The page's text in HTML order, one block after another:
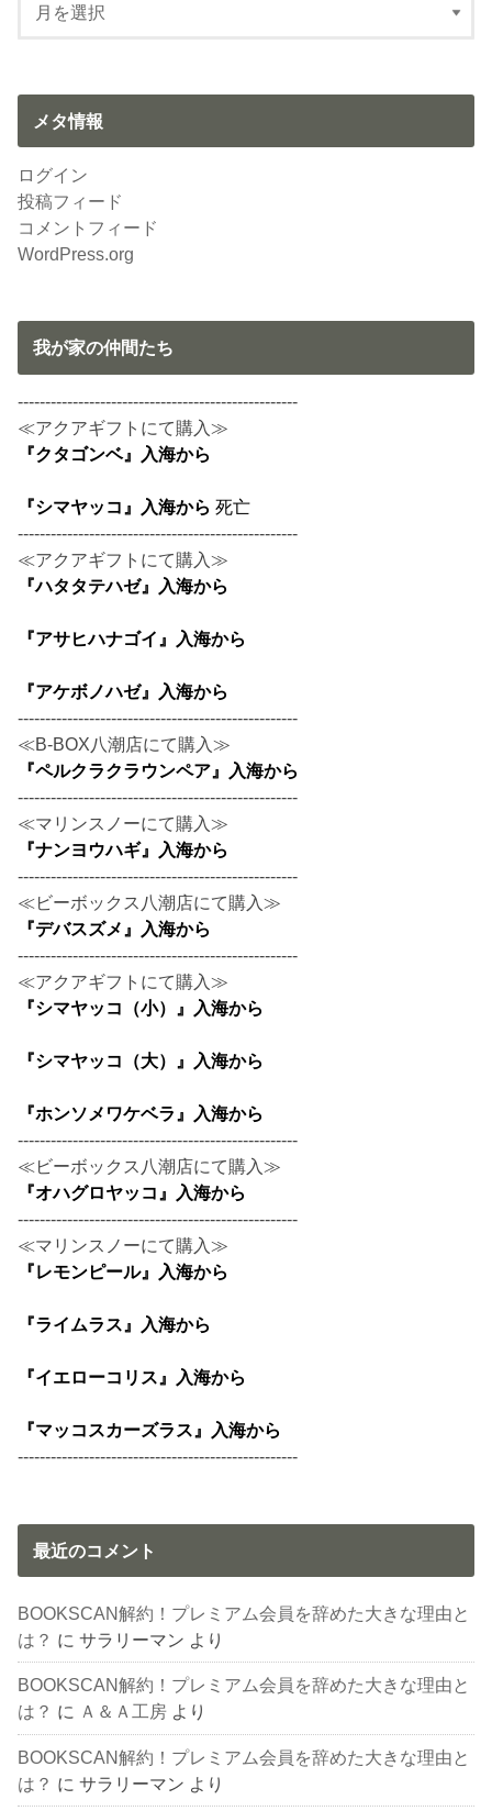
メタ情報
ログイン
投稿フィード
コメントフィード
WordPress.org
我が家の仲間たち
---------------------------------------------------
≪アクアギフトにて購入≫
『クタゴンベ』入海から
『シマヤッコ』入海から死亡
---------------------------------------------------
≪アクアギフトにて購入≫
『ハタタテハゼ』入海から
『アサヒハナゴイ』入海から
『アケボノハゼ』入海から
---------------------------------------------------
≪B-BOX八潮店にて購入≫
『ペルクラクラウンペア』入海から
---------------------------------------------------
≪マリンスノーにて購入≫
『ナンヨウハギ』入海から
---------------------------------------------------
≪ビーボックス八潮店にて購入≫
『デバスズメ』入海から
---------------------------------------------------
≪アクアギフトにて購入≫
『シマヤッコ（小）』入海から
『シマヤッコ（大）』入海から
『ホンソメワケベラ』入海から
---------------------------------------------------
≪ビーボックス八潮店にて購入≫
『オハグロヤッコ』入海から
---------------------------------------------------
≪マリンスノーにて購入≫
『レモンピール』入海から
『ライムラス』入海から
『イエローコリス』入海から
『マッコスカーズラス』入海から
---------------------------------------------------
最近のコメント
BOOKSCAN解約！プレミアム会員を辞めた大きな理由と
は？ にサラリーマン より
BOOKSCAN解約！プレミアム会員を辞めた大きな理由と
は？ に Ａ＆Ａ工房 より
BOOKSCAN解約！プレミアム会員を辞めた大きな理由と
は？ にサラリーマン より